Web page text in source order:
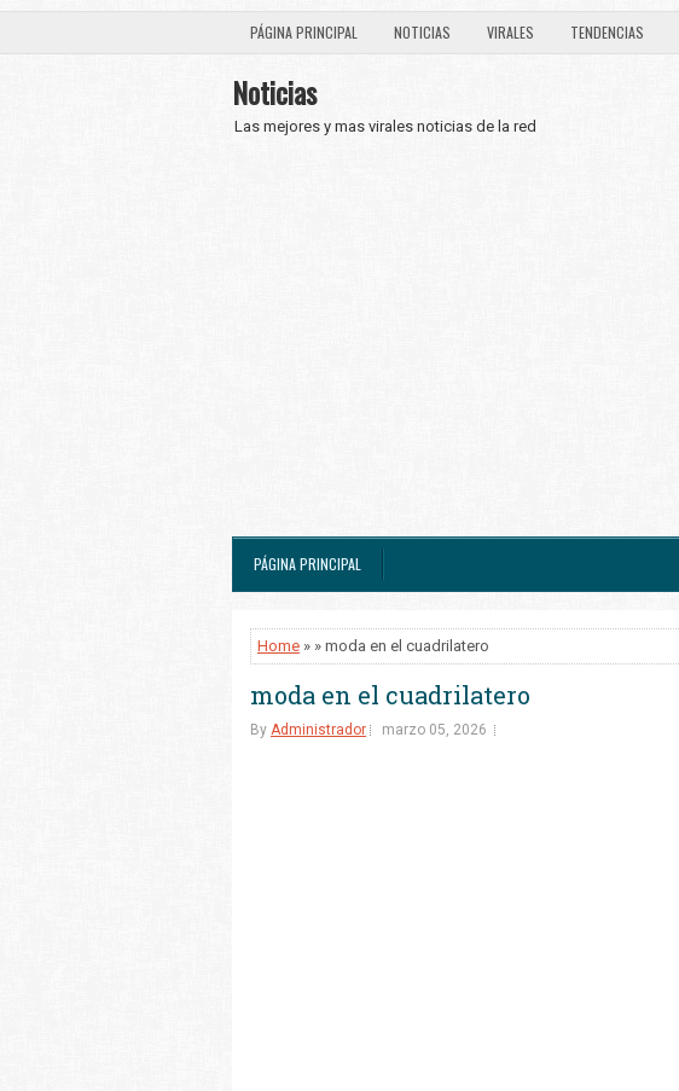
PÁGINA PRINCIPAL NOTICIAS VIRALES TENDENCIAS
Noticias
Las mejores y mas virales noticias de la red
PÁGINA PRINCIPAL
Home » » moda en el cuadrilatero
moda en el cuadrilatero
By Administrador marzo 05, 2026